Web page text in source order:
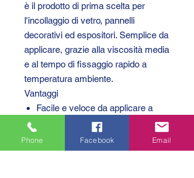
è il prodotto di prima scelta per
l'incollaggio di vetro, pannelli
decorativi ed espositori. Semplice da
applicare, grazie alla viscosità media
e al tempo di fissaggio rapido a
temperatura ambiente.
Vantaggi
Facile e veloce da applicare a
temperatura ambiente
Linea di giunzione trasparente
Resistente all'acqua
Phone Facebook Email